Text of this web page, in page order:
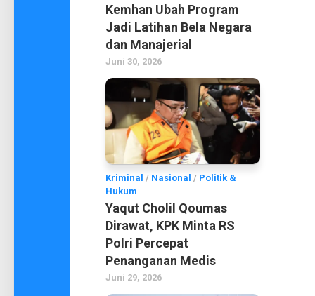
Kemhan Ubah Program
Jadi Latihan Bela Negara
dan Manajerial
Juni 30, 2026
Kriminal / Nasional / Politik &
Hukum
Yaqut Cholil Qoumas
Dirawat, KPK Minta RS
Polri Percepat
Penanganan Medis
Juni 29, 2026